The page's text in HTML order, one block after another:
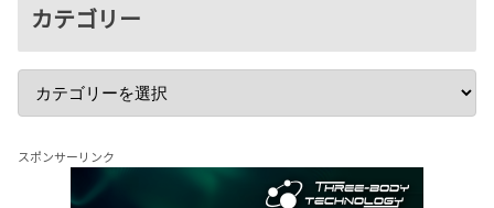
カテゴリー
スポンサーリンク